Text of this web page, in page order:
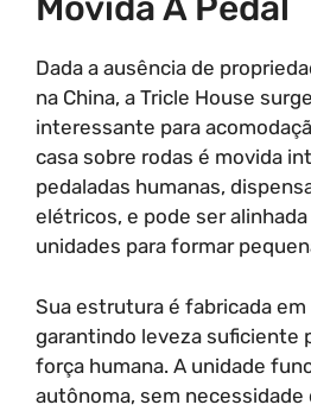
Dada a ausência de
na China, a Tricle House
interessante para
casa sobre rodas é movida
pedaladas humanas,
elétricos, e pode ser
unidades para formar
Sua estrutura é fabricada
garantindo leveza suficiente
força humana. A unidade
autônoma, sem necessidade